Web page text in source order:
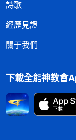
本分嗎？你愛妻
順你不信的父母
的觀點到底正不
要得着什麽？你
之物的本分，不
系相聯，到以後
詩歌
經歷見證
關于我們
下載全能神教會